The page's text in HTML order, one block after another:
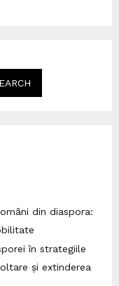
din diaspora:
în strategiile
și extinderea